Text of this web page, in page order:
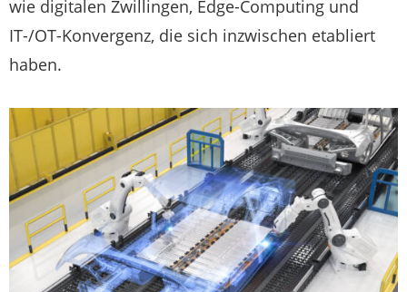
wie digitalen Zwillingen, Edge-Computing und
IT-/OT-Konvergenz, die sich inzwischen etabliert
haben.